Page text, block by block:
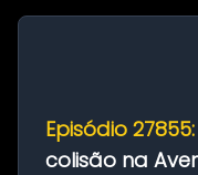
Episódio 27855:
colisão na